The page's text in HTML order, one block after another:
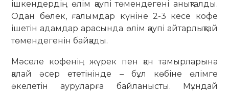
ішкендердің өлім қаупі төмендегені анықталды.
Одан бөлек, ғалымдар күніне 2-3 кесе кофе
ішетін адамдар арасында өлім қаупі айтарлықтай
төмендегенін байқады.
Мәселе кофенің жүрек пен қан тамырларына
қалай әсер ететінінде – бұл көбіне өлімге
әкелетін ауруларға байланысты. Мұндай